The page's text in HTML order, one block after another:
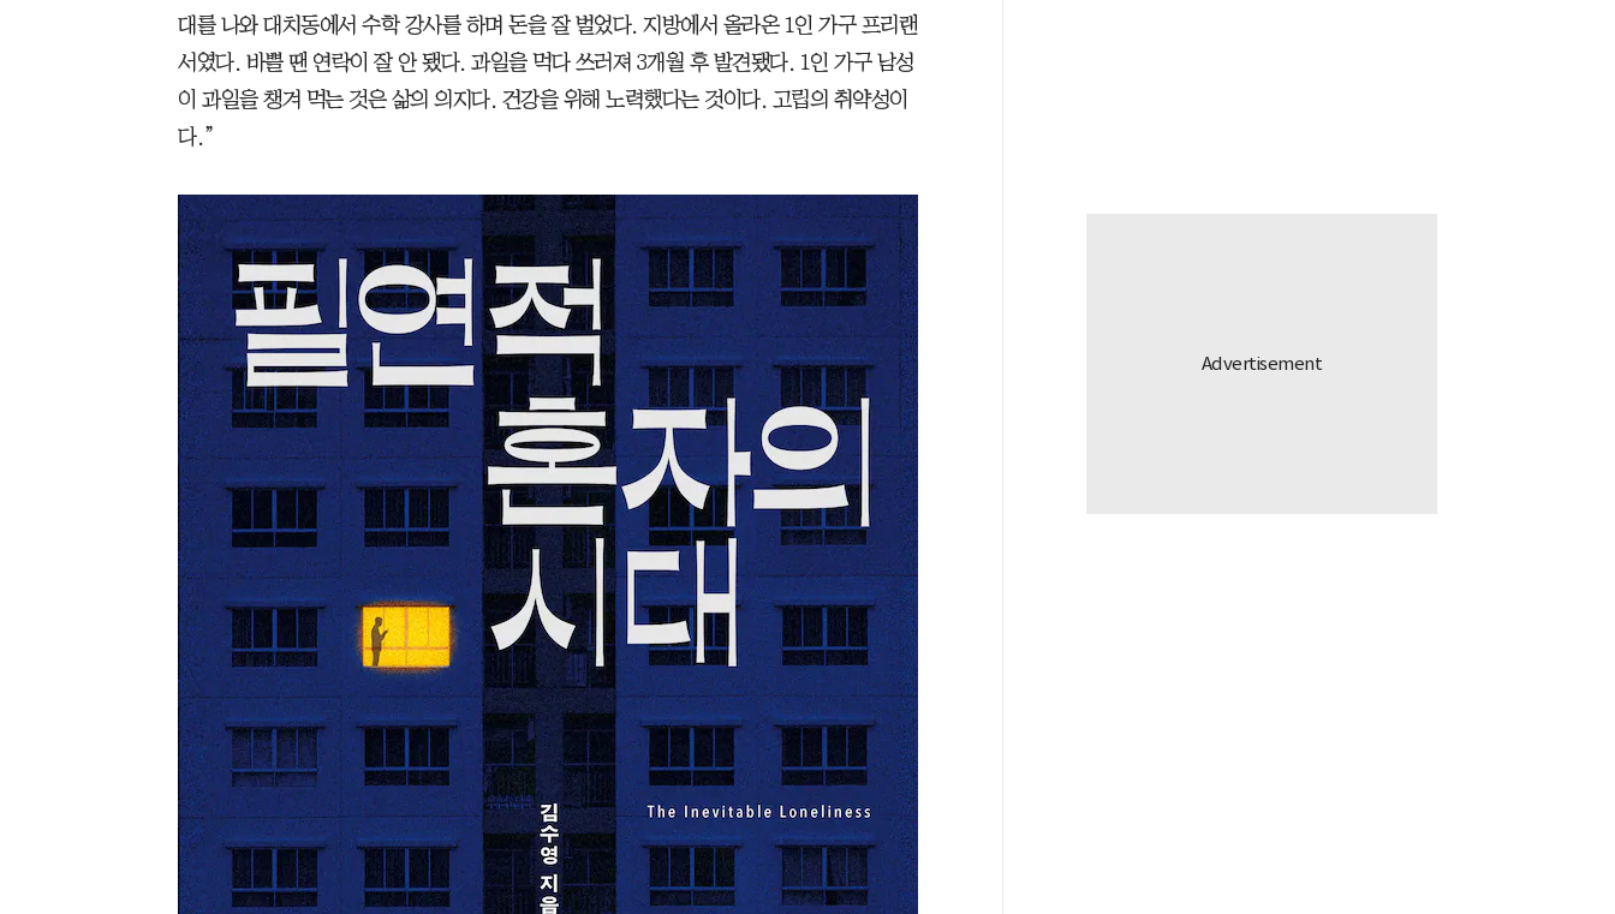
대를 나와 대치동에서 수학 강사를 하며 돈을 잘 벌었다. 지방에서 올라온 1인 가구 프리랜
서였다. 바쁠 땐 연락이 잘 안 됐다. 과일을 먹다 쓰러져 3개월 후 발견됐다. 1인 가구 남성
이 과일을 챙겨 먹는 것은 삶의 의지다. 건강을 위해 노력했다는 것이다. 고립의 취약성이
다.”